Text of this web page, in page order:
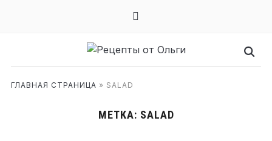
mail
ГЛАВНАЯ СТРАНИЦА » SALAD
МЕТКА: SALAD